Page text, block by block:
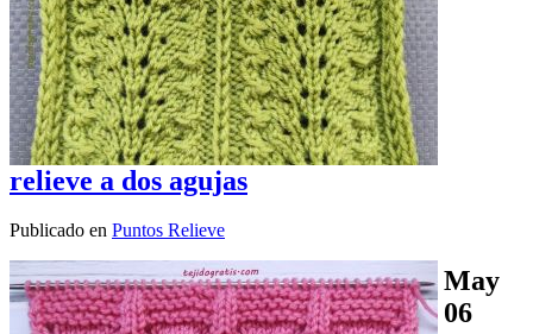
relieve a dos agujas
Publicado en Puntos Relieve
May
06